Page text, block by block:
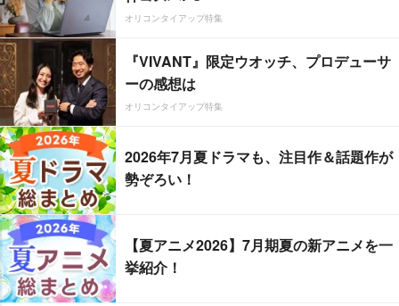
オリコンタイアップ特集
『VIVANT』限定ウオッチ、プロデューサ
ーの感想は
オリコンタイアップ特集
2026年7月夏ドラマも、注目作＆話題作が
勢ぞろい！
【夏アニメ2026】7月期夏の新アニメを一
挙紹介！